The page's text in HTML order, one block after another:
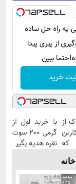
یه راه حل ساده
از پیری پیدا
ببین
خرید
از
که
با خرید اول از
گرمی 200 سوت
نقره هدیه بگیر